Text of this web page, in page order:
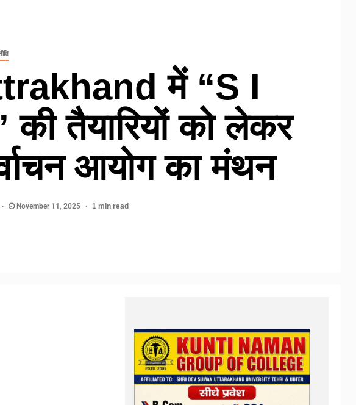
में “S I
की तैयारियों को लेकर
आयोग का मंथन
November 11, 2025 1 min read